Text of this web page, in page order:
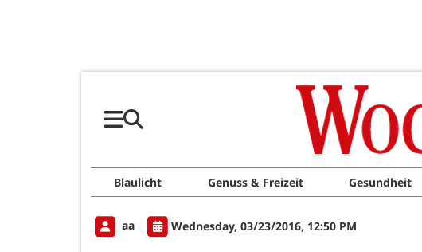
Blaulicht Genuss & Freizeit Gesundheit
aa Wednesday, 03/23/2016, 12:50 PM